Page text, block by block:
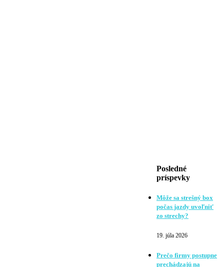
Posledné
príspevky
Môže sa strešný box
počas jazdy uvoľniť
zo strechy?
19. júla 2026
Prečo firmy postupne
prechádzajú na